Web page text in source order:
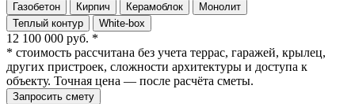
Газобетон Кирпич Керамоблок
Монолит
Теплый контур
White-box
12 100 000 руб. *
* стоимость рассчитана без учета террас, гаражей, крылец,
других пристроек, сложности архитектуры и доступа к
объекту. Точная цена — после расчёта сметы.
Запросить смету